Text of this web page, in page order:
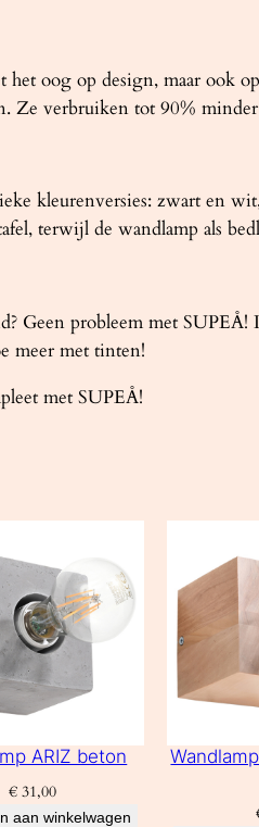
oog op design, maar ook
Ze verbruiken tot 90%
kleurenversies: zwart en
terwijl de wandlamp als
Geen probleem met
meer met tinten!
met SUPEÅ!
ARIZ beton
€31,00
aan winkelwagen